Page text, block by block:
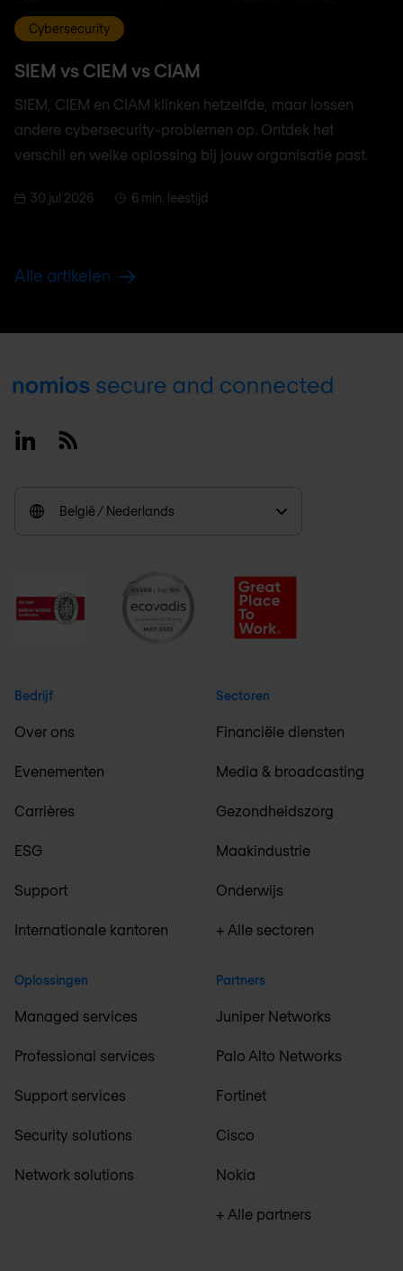
Cybersecurity
SIEM vs CIEM vs CIAM
SIEM, CIEM en CIAM klinken hetzelfde, maar lossen
andere cybersecurity-problemen op. Ontdek het
verschil en welke oplossing bij jouw organisatie past.
30 jul 2026 6 min. leestijd
Alle artikelen
Footer
LinkedinRSS
België / Nederlands
Bedrijf
Over ons
Evenementen
Carrières
ESG
Support
Internationale kantoren
Oplossingen
Managed services
Professional services
Support services
Security solutions
Network solutions
Sectoren
Financiële diensten
Media & broadcasting
Gezondheidszorg
Maakindustrie
Onderwijs
+ Alle sectoren
Partners
Juniper Networks
Palo Alto Networks
Fortinet
Cisco
Nokia
+ Alle partners